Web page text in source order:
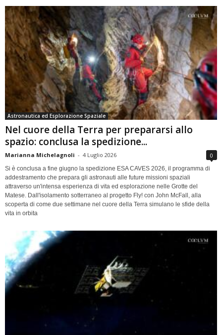
Astronautica ed Esplorazione Spaziale
Nel cuore della Terra per prepararsi allo
spazio: conclusa la spedizione...
Marianna Michelagnoli - 4 Luglio 2026 0
Si è conclusa a fine giugno la spedizione ESA CAVES 2026, il programma di
addestramento che prepara gli astronauti alle future missioni spaziali
attraverso un'intensa esperienza di vita ed esplorazione nelle Grotte del
Matese. Dall'isolamento sotterraneo al progetto Fly! con John McFall, alla
scoperta di come due settimane nel cuore della Terra simulano le sfide della
vita in orbita